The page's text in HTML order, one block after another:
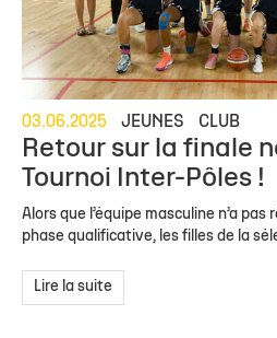
03.06.2025 JEUNES CLUB
Retour sur la finale
Tournoi Inter-Pôles !
Alors que l’équipe masculine n’a pas
phase qualificative, les filles de la
Lire la suite